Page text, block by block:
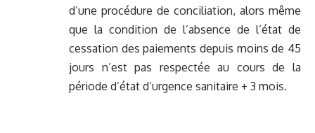
d’une procédure de conciliation, alors même
que la condition de l’absence de l’état de
cessation des paiements depuis moins de 45
jours n’est pas respectée au cours de la
période d’état d’urgence sanitaire + 3 mois.